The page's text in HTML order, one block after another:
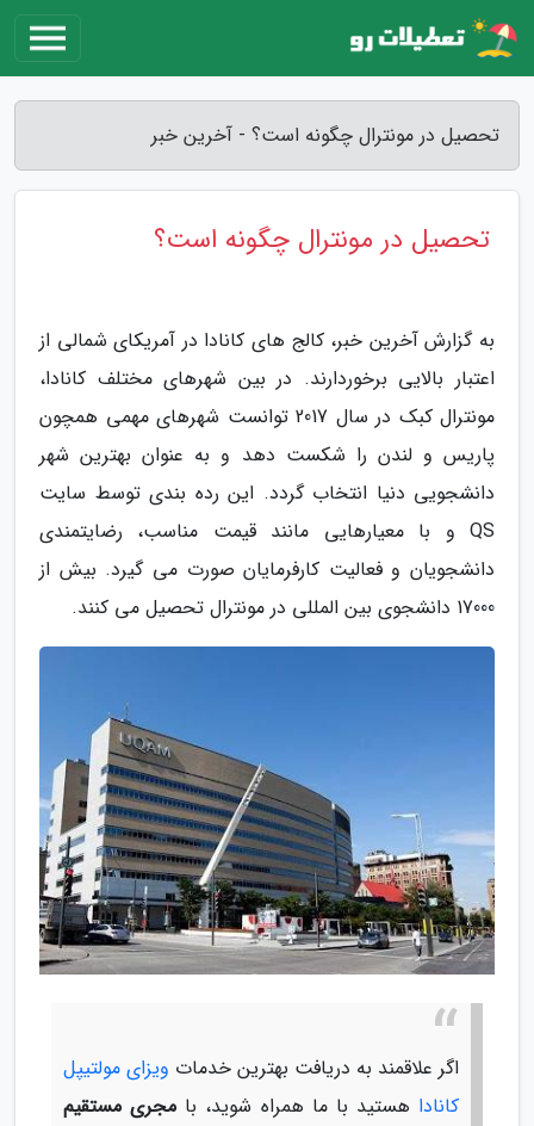
تحصیل در مونترال چگونه است؟ - آخرین خبر
تحصیل در مونترال چگونه است؟
به گزارش آخرین خبر، کالج­ های کانادا در آمریکای شمالی از
اعتبار بالایی برخوردارند. در بین شهرهای مختلف کانادا،
مونترال کبک در سال 2017 توانست شهرهای مهمی همچون
پاریس و لندن را شکست دهد و به عنوان بهترین شهر
دانشجویی دنیا انتخاب گردد. این رده بندی توسط سایت
QS و با معیارهایی مانند قیمت مناسب، رضایت­مندی
دانشجویان و فعالیت کارفرمایان صورت می گیرد. بیش از
17000 دانشجوی بین­ المللی در مونترال تحصیل می کنند.
اگر علاقمند به دریافت بهترین خدمات ویزای مولتیپل
کانادا هستید با ما همراه شوید، با مجری مستقیم